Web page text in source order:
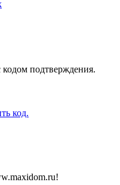
подтверждения.
код.